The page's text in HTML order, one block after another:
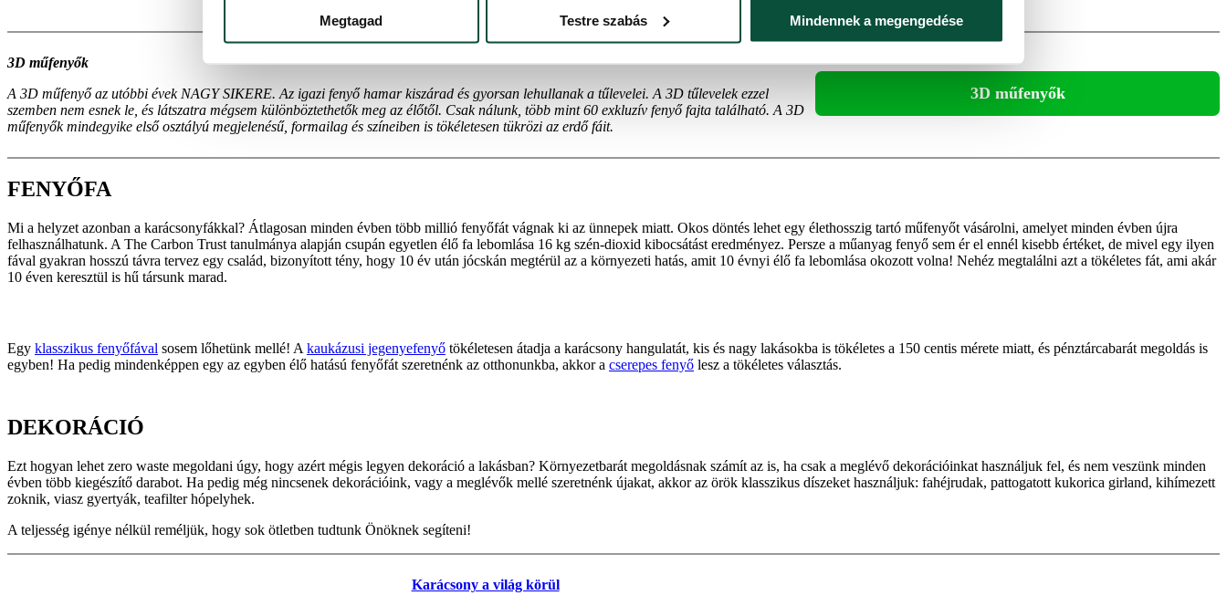
Megtagad Testre szabás Mindennek a megengedése
3D műfenyők
A 3D műfenyő az utóbbi évek NAGY SIKERE. Az igazi fenyő hamar kiszárad és gyorsan lehullanak a tűlevelei. A 3D tűlevelek ezzel
szemben nem esnek le, és látszatra mégsem különböztethetők meg az élőtől. Csak nálunk, több mint 60 exkluzív fenyő fajta található. A 3D
műfenyők mindegyike első osztályú megjelenésű, formailag és színeiben is tökéletesen tükrözi az erdő fáit.
3D műfenyők
FENYŐFA
Mi a helyzet azonban a karácsonyfákkal? Átlagosan minden évben több millió fenyőfát vágnak ki az ünnepek miatt. Okos döntés lehet egy élethosszig tartó műfenyőt vásárolni, amelyet minden évben újra
felhasználhatunk. A The Carbon Trust tanulmánya alapján csupán egyetlen élő fa lebomlása 16 kg szén-dioxid kibocsátást eredményez. Persze a műanyag fenyő sem ér el ennél kisebb értéket, de mivel egy ilyen
fával gyakran hosszú távra tervez egy család, bizonyított tény, hogy 10 év után jócskán megtérül az a környezeti hatás, amit 10 évnyi élő fa lebomlása okozott volna! Nehéz megtalálni azt a tökéletes fát, ami akár
10 éven keresztül is hű társunk marad.
Egy klasszikus fenyőfával sosem lőhetünk mellé! A kaukázusi jegenyefenyő tökéletesen átadja a karácsony hangulatát, kis és nagy lakásokba is tökéletes a 150 centis mérete miatt, és pénztárcabarát megoldás is
egyben! Ha pedig mindenképpen egy az egyben élő hatású fenyőfát szeretnénk az otthonunkba, akkor a cserepes fenyő lesz a tökéletes választás.
DEKORÁCIÓ
Ezt hogyan lehet zero waste megoldani úgy, hogy azért mégis legyen dekoráció a lakásban? Környezetbarát megoldásnak számít az is, ha csak a meglévő dekorációinkat használjuk fel, és nem veszünk minden
évben több kiegészítő darabot. Ha pedig még nincsenek dekorációink, vagy a meglévők mellé szeretnénk újakat, akkor az örök klasszikus díszeket használjuk: fahéjrudak, pattogatott kukorica girland, kihímezett
zoknik, viasz gyertyák, teafilter hópelyhek.
A teljesség igénye nélkül reméljük, hogy sok ötletben tudtunk Önöknek segíteni!
Karácsony a világ körül